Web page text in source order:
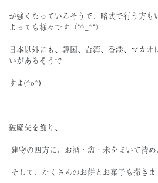
が強くなっているそうで、略式で行う方も
よっても様々です（*^_^*）
日本以外にも、韓国、台湾、香港、マカ
いがあるそうで
すよ(^o^)
破魔矢を飾り、
建物の四方に、お酒・塩・米をまいて清め
そして、たくさんのお餅とお菓子も撒き